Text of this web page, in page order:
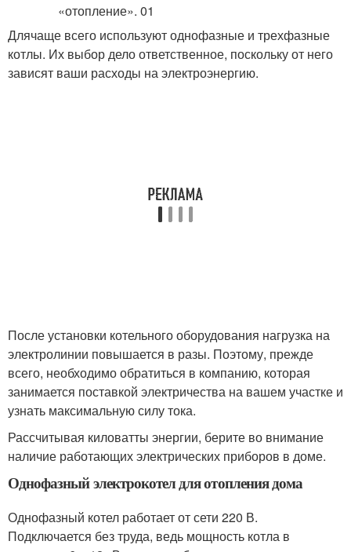
Длячаще всего используют однофазные и трехфазные
котлы. Их выбор дело ответственное, поскольку от него
зависят ваши расходы на электроэнергию.
После установки котельного оборудования нагрузка на
электролинии повышается в разы. Поэтому, прежде
всего, необходимо обратиться в компанию, которая
занимается поставкой электричества на вашем участке и
узнать максимальную силу тока.
Рассчитывая киловатты энергии, берите во внимание
наличие работающих электрических приборов в доме.
Однофазный электрокотел для отопления дома
Однофазный котел работает от сети 220 В.
Подключается без труда, ведь мощность котла в